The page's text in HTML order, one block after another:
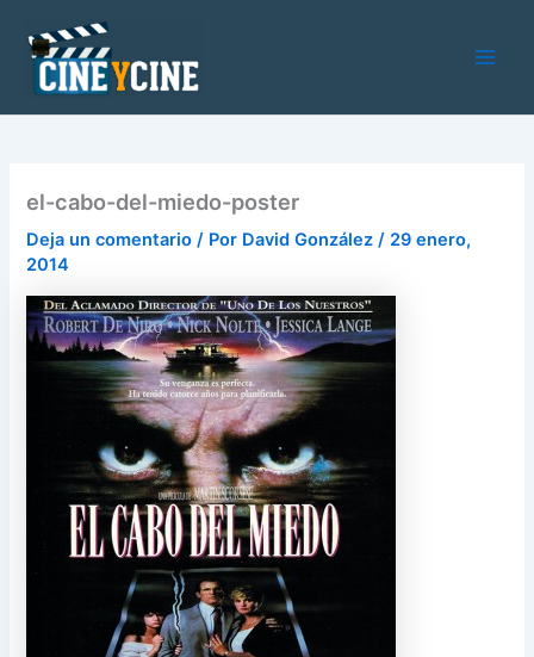
contenido
el-cabo-del-miedo-poster
Deja un comentario / Por David González/ 29 enero,
2014